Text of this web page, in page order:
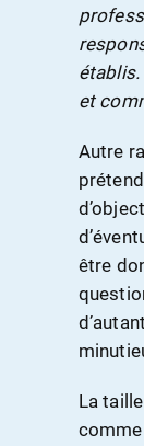
établis.
et
Autre
être
La